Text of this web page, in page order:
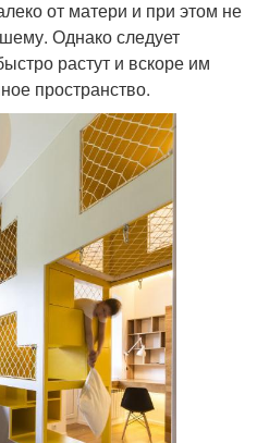
от матери и при этом не
Однако следует
растут и вскоре им
пространство.